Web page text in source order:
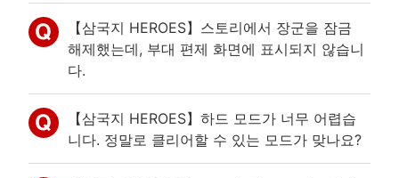
【삼국지 HEROES】스토리에서 장군을 잠금
해제했는데, 부대 편제 화면에 표시되지 않습니
다.
【삼국지 HEROES】하드 모드가 너무 어렵습
니다. 정말로 클리어할 수 있는 모드가 맞나요?